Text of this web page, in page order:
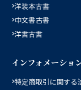
洋装本古書
中文書古書
洋書古書
インフォメーショ
特定商取引に関する